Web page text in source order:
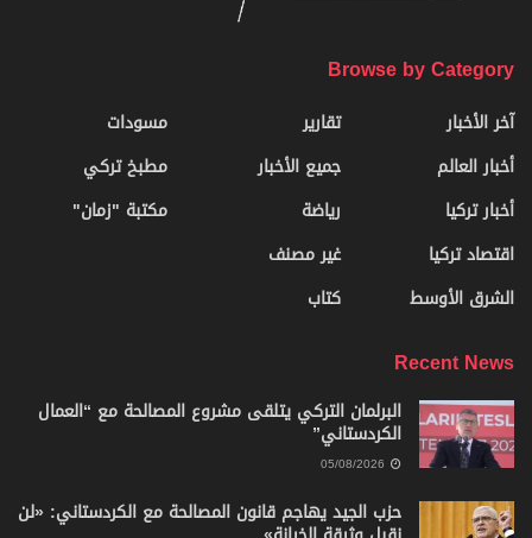
Browse by Category
آخر الأخبار
أخبار العالم
أخبار تركيا
اقتصاد تركيا
الشرق الأوسط
تقارير
جميع الأخبار
رياضة
غير مصنف
كتاب
مسودات
مطبخ تركي
مكتبة "زمان"
Recent News
البرلمان التركي يتلقى مشروع المصالحة مع “العمال
الكردستاني”
حزب الجيد يهاجم قانون المصالحة مع الكردستاني: «لن